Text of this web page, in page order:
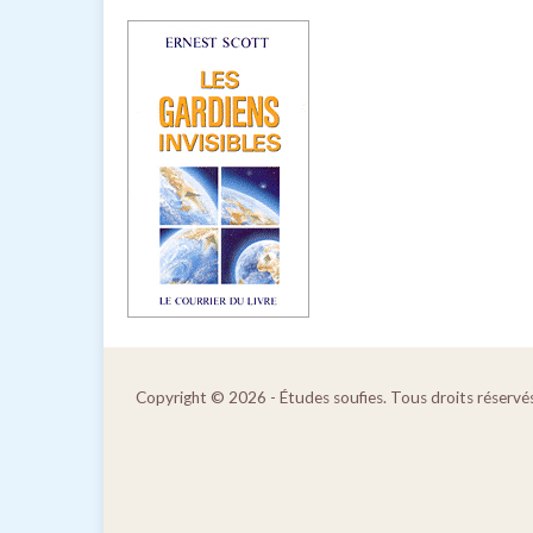
Copyright © 2026 - Études soufies. Tous droits